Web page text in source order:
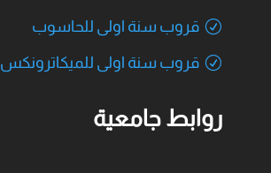
قروب سنة اولى للحاسوب
قروب سنة اولى للميكاترونكس